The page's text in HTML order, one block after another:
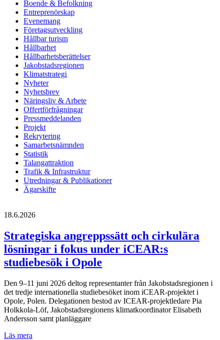
Boende & Befolkning
Entreprenörskap
Evenemang
Företagsutveckling
Hållbar turism
Hållbarhet
Hållbarhetsberättelser
Jakobstadsregionen
Klimatstrategi
Nyheter
Nyhetsbrev
Näringsliv & Arbete
Offertförfrågningar
Pressmeddelanden
Projekt
Rekrytering
Samarbetsnämnden
Statistik
Talangattraktion
Trafik & Infrastruktur
Utredningar & Publikationer
Ägarskifte
18.6.2026
Strategiska angreppssätt och cirkulära
lösningar i fokus under iCEAR:s
studiebesök i Opole
Den 9–11 juni 2026 deltog representanter från Jakobstadsregionen i
det tredje internationella studiebesöket inom iCEAR-projektet i
Opole, Polen. Delegationen bestod av ICEAR-projektledare Pia
Holkkola-Löf, Jakobstadsregionens klimatkoordinator Elisabeth
Andersson samt planläggare
Läs mera